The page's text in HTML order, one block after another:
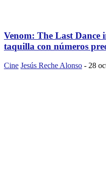
Venom: The Last Dance
taquilla con números
Cine Jesús Reche Alonso - 28